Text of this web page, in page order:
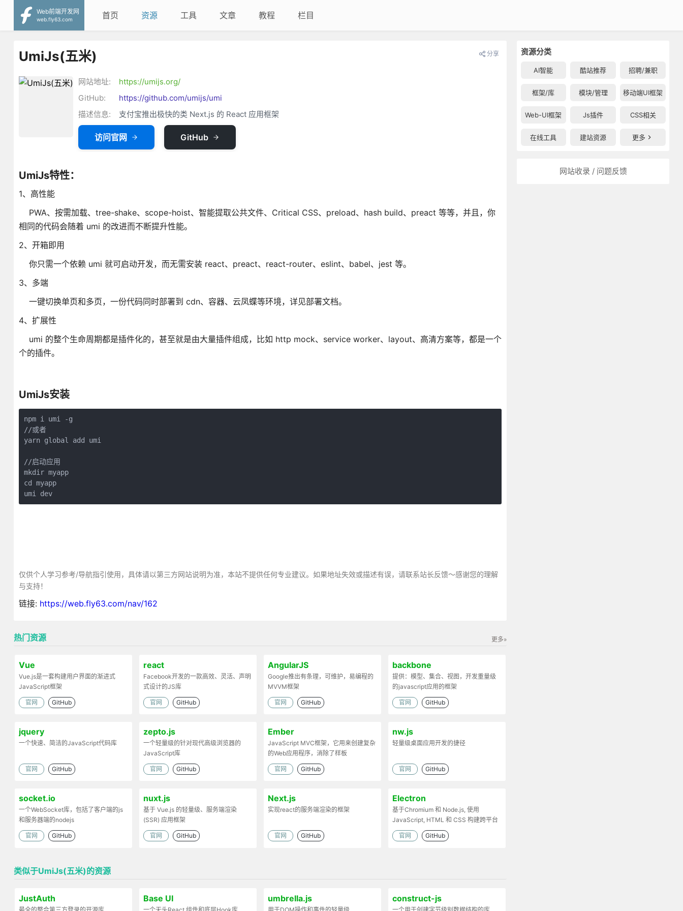
Web前端开发网
web.fly63.com
首页 资源 工具 文章 教程 栏目
资源分类
AI智能 酷站推荐 招聘/兼职
框架/库 模块/管理 移动端UI框架
Web-UI框架 Js插件 CSS相关
在线工具 建站资源 更多
网站收录 / 问题反馈
UmiJs(五米) 分享
网站地址:
https://umijs.org/
GitHub:
https://github.com/umijs/umi
描述信息:
支付宝推出极快的类 Next.js 的 React 应用框架
访问官网 GitHub
UmiJs特性：
1、高性能
PWA、按需加载、tree-shake、scope-hoist、智能提取公共文件、Critical CSS、preload、hash build、preact 等等，并且，你
相同的代码会随着 umi 的改进而不断提升性能。
2、开箱即用
你只需一个依赖 umi 就可启动开发，而无需安装 react、preact、react-router、eslint、babel、jest 等。
3、多端
一键切换单页和多页，一份代码同时部署到 cdn、容器、云凤蝶等环境，详见部署文档。
4、扩展性
umi 的整个生命周期都是插件化的，甚至就是由大量插件组成，比如 http mock、service worker、layout、高清方案等，都是一个
个的插件。
UmiJs安装
npm i umi -g
//或者
yarn global add umi
//启动应用
mkdir myapp
cd myapp
umi dev
仅供个人学习参考/导航指引使用，具体请以第三方网站说明为准，本站不提供任何专业建议。如果地址失效或描述有误，请联系站长反馈～感谢您的理解
与支持！
链接: https://web.fly63.com/nav/162
更多»
热门资源
Vue
Vue.js是一套构建用户界面的渐进式
JavaScript框架
官网 GitHub
react
Facebook开发的一款高效、灵活、声明
式设计的JS库
官网 GitHub
AngularJS
Google推出有条理，可维护，易编程的
MVVM框架
官网 GitHub
backbone
提供：模型、集合、视图，开发重量级
的javascript应用的框架
官网 GitHub
jquery
一个快速、简洁的JavaScript代码库
官网 GitHub
zepto.js
一个轻量级的针对现代高级浏览器的
JavaScript库
官网 GitHub
Ember
JavaScript MVC框架，它用来创建复杂
的Web应用程序，消除了样板
官网 GitHub
nw.js
轻量级桌面应用开发的捷径
官网 GitHub
socket.io
一个WebSocket库，包括了客户端的js
和服务器端的nodejs
官网 GitHub
nuxt.js
基于 Vue.js 的轻量级、服务端渲染
(SSR) 应用框架
官网 GitHub
Next.js
实现react的服务端渲染的框架
官网 GitHub
Electron
基于Chromium 和 Node.js, 使用
JavaScript, HTML 和 CSS 构建跨平台
的桌面应用
官网 GitHub
类似于UmiJs(五米)的资源
JustAuth Base UI umbrella.js construct-js